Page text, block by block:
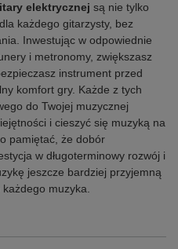
elektrycznej są nie tylko
każdego gitarzysty, bez
Inwestując w odpowiednie
i metronomy, zwiększasz
instrument przed
komfort gry. Każde z tych
do Twojej muzycznej
i cieszyć się muzyką na
pamiętać, że dobór
w długoterminowy rozwój i
jeszcze bardziej przyjemną
muzyka.